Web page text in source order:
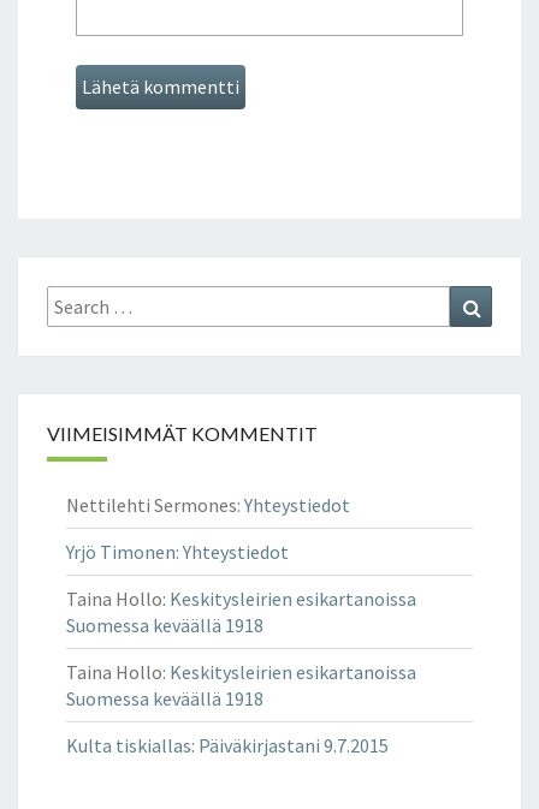
Search
for:
VIIMEISIMMÄT KOMMENTIT
Nettilehti Sermones:Yhteystiedot
Yrjö Timonen:Yhteystiedot
Taina Hollo: Keskitysleirien esikartanoissa
Suomessa keväällä 1918
Taina Hollo: Keskitysleirien esikartanoissa
Suomessa keväällä 1918
Kulta tiskiallas: Päiväkirjastani 9.7.2015